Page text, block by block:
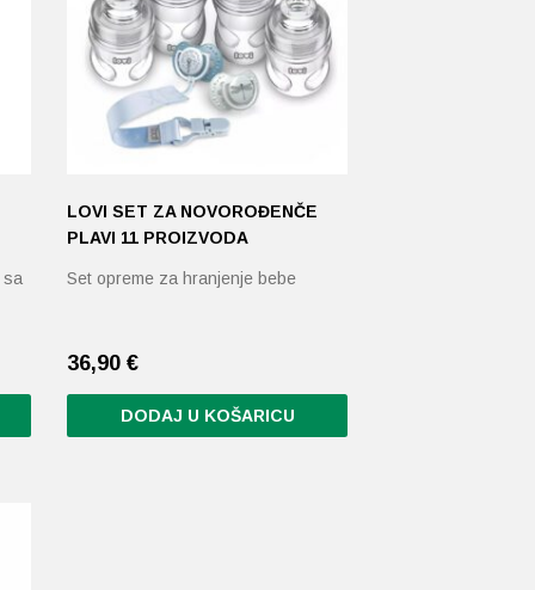
sa
LOVI SET ZA NOVOROĐENČE
PLAVI 11 PROIZVODA
Set opreme za hranjenje bebe
36,90 €
DODAJ U KOŠARICU